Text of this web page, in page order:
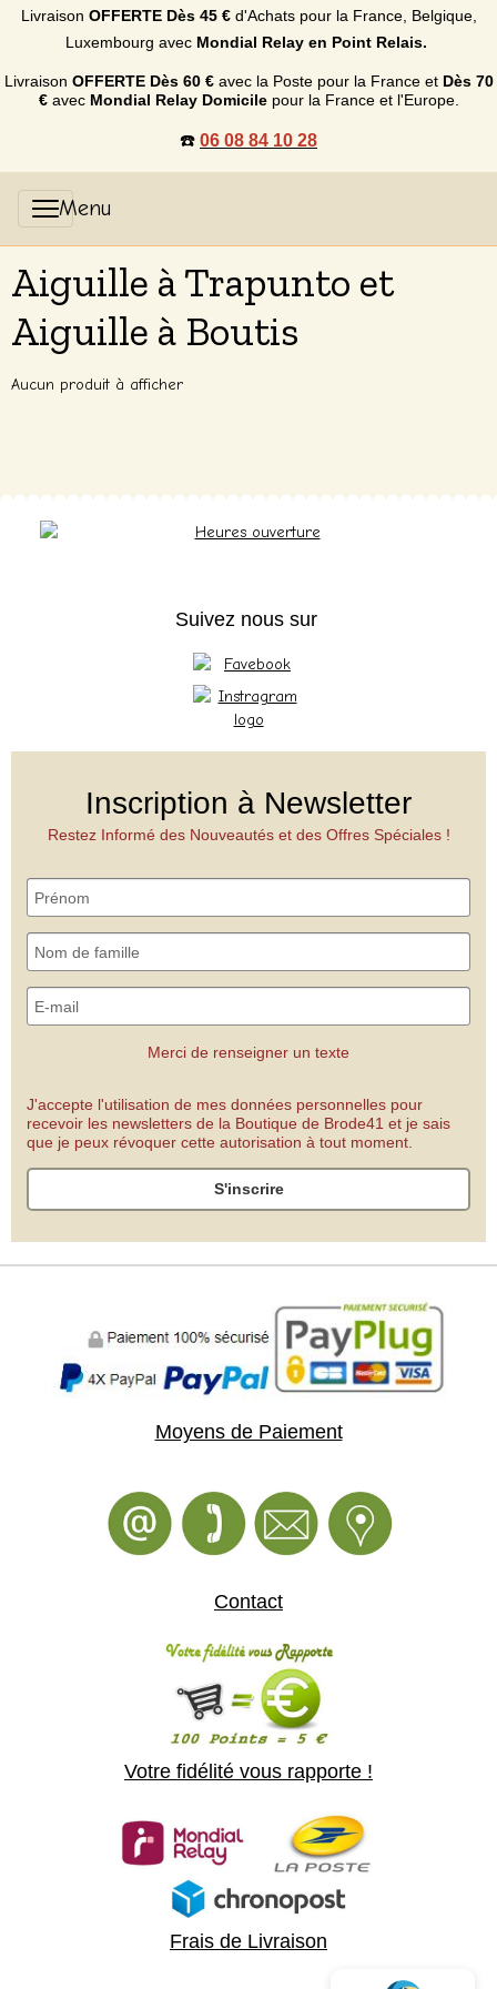
Livraison OFFERTE Dès 45 €d'Achats pour la France, Belgique,
Luxembourg avec Mondial Relay en Point Relais.
Livraison OFFERTE Dès 60 €avec la Poste pour la France et Dès 70
€avec Mondial Relay Domicilepour la France et l'Europe.
☎️ 06 08 84 10 28
Aiguille à Trapunto et
Aiguille à Boutis
Aucun produit à afficher
Suivez nous sur
Inscription à Newsletter
Restez Informé des Nouveautés et des Offres Spéciales !
Merci de renseigner un texte
J'accepte l'utilisation de mes données personnelles pour
recevoir les newsletters de la Boutique de Brode41 et je sais
que je peux révoquer cette autorisation à tout moment.
S'inscrire
Moyens de Paiement
Contact
Votre fidélité vous rapporte !
Frais de Livraison